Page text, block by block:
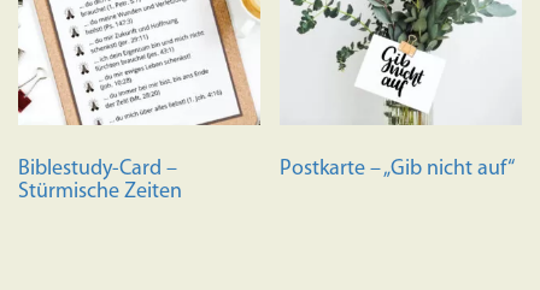
Biblestudy-Card –
Stürmische Zeiten
Postkarte – „Gib nicht auf“